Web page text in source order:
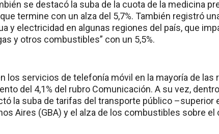
se destacó la suba de la cuota de la medicina
termine con un alza del 5,7%. También registró
y electricidad en algunas regiones del país, que
y otros combustibles” con un 5,5%.
los servicios de telefonía móvil en la mayoría de las
del 4,1% del rubro Comunicación. A su vez,
la suba de tarifas del transporte público –superior
Aires (GBA) y el alza de los combustibles sobre el